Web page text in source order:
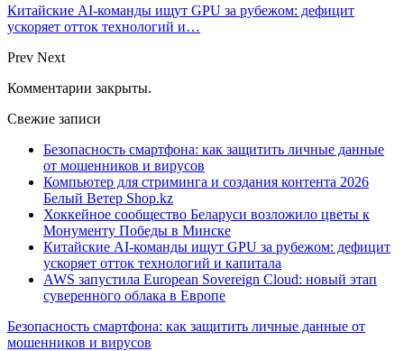
Китайские AI-команды ищут GPU за рубежом: дефицит
ускоряет отток технологий и…
Prev Next
Комментарии закрыты.
Свежие записи
Безопасность смартфона: как защитить личные данные
от мошенников и вирусов
Компьютер для стриминга и создания контента 2026
Белый Ветер Shop.kz
Хоккейное сообщество Беларуси возложило цветы к
Монументу Победы в Минске
Китайские AI-команды ищут GPU за рубежом: дефицит
ускоряет отток технологий и капитала
AWS запустила European Sovereign Cloud: новый этап
суверенного облака в Европе
Безопасность смартфона: как защитить личные данные от
мошенников и вирусов